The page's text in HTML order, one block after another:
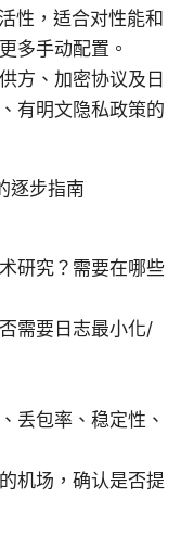
性，适合对性能和
多手动配置。
方、加密协议及日
有明文隐私政策的
逐步指南
研究？需要在哪些
需要日志最小化/
丢包率、稳定性、
机场，确认是否提